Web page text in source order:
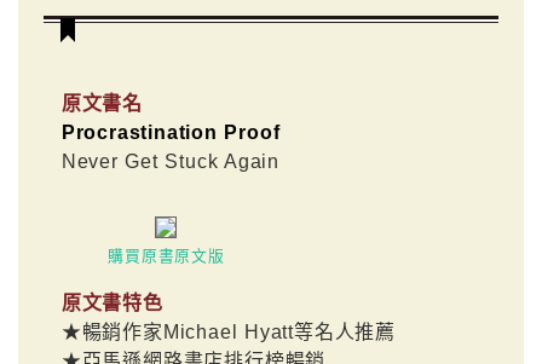
原文書名
Procrastination Proof
Never Get Stuck Again
購買原書原文版
原文書特色
★暢銷作家Michael Hyatt等名人推薦